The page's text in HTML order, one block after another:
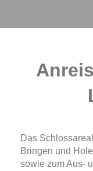
Das
Bringen und
sowie zum Aus-